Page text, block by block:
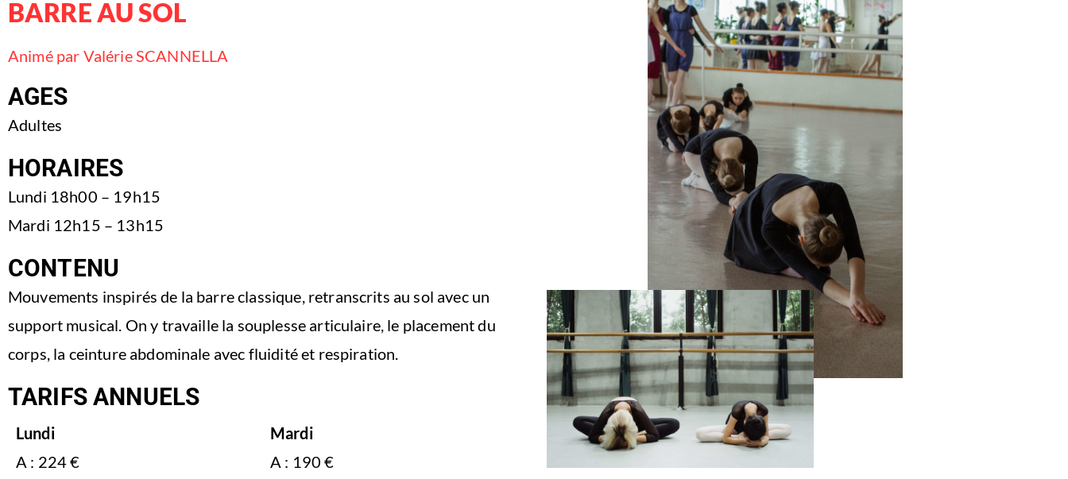
BARRE AU SOL
Animé par Valérie SCANNELLA
AGES
Adultes
HORAIRES
Lundi 18h00 – 19h15
Mardi 12h15 – 13h15
CONTENU
Mouvements inspirés de la barre classique, retranscrits au sol avec un
support musical. On y travaille la souplesse articulaire, le placement du
corps, la ceinture abdominale avec fluidité et respiration.
TARIFS ANNUELS
Lundi
A : 224 €
Mardi
A : 190 €